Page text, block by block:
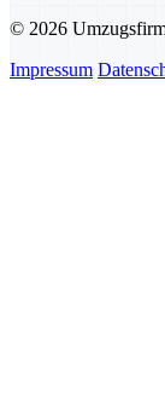
© 2026
Impressum